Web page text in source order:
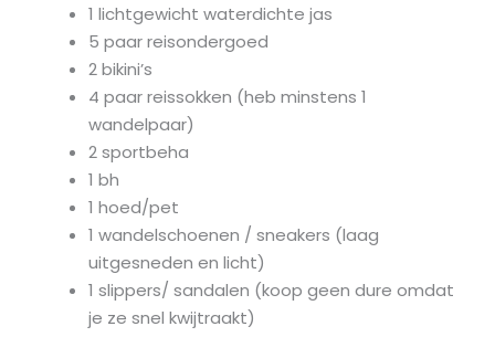
1 lichtgewicht waterdichte jas
5 paar reisondergoed
2 bikini’s
4 paar reissokken (heb minstens 1
wandelpaar)
2 sportbeha
1 bh
1 hoed/pet
1 wandelschoenen / sneakers (laag
uitgesneden en licht)
1 slippers/ sandalen (koop geen dure omdat
je ze snel kwijtraakt)